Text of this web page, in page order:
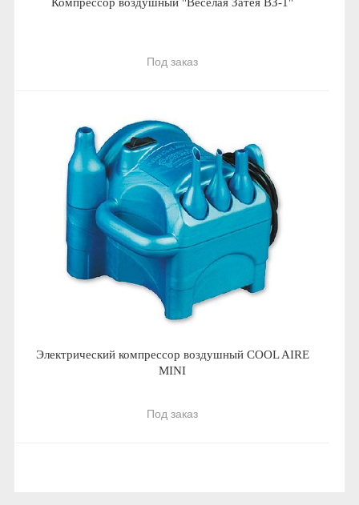
Компрессор воздушный "Веселая Затея ВЗ-1"
Под заказ
Электрический компрессор воздушный COOL AIRE
MINI
Под заказ